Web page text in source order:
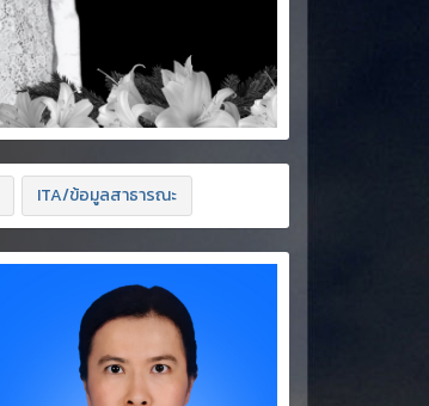
ITA/ข้อมูลสาธารณะ